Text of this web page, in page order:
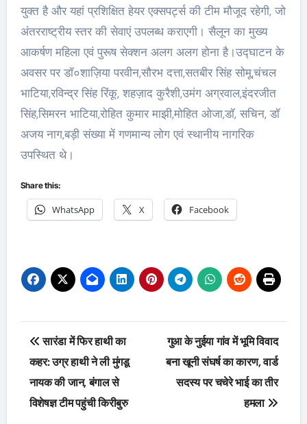
युक्त है और यहां प्रशिक्षित हेयर एक्सपर्ट्स की टीम मौजूद रहेगी, जो
अंतरराष्ट्रीय स्तर की सेवाएं उपलब्ध कराएगी। सैलून का मुख्य
आकर्षण महिला एवं पुरूष सेक्शन अलग अलग होना है।उद्घाटन के
अवसर पर डॉ०शाज़िया परवीन,सौरभ दत्ता,सतबीर सिंह सोमू,चंचल
भाटिया,रविन्द्र सिंह रिंकू, शहज़ाद कुरैशी,उमंग अग्रवाल,इंदरजीत
सिंह,सिमरन भाटिया,रोहित कुमार माझी,मोहित ओजा,डॉ, सचिन, डॉ
अजय नाग,बड़ी संख्या में गणमान्य लोग एवं स्थानीय नागरिक
उपस्थित थे।
Share this:
WhatsApp X Facebook
Post
navigation
सारंडा में फिर हाथी का
कहर: उग्र हाथी ने ली मुंगडू
नायक की जान, बंगाल से
विशेषज्ञ टीम पहुंची किरीबुरु
गुआ के नुईया गांव में भूमि विवाद
बना खूनी संघर्ष का कारण, वार्ड
सदस्य पर चचेरे भाई का तीर
हमला